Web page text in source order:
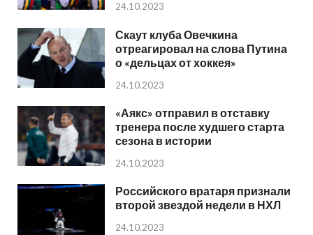
24.10.2023
Скаут клуба Овечкина
отреагировал на слова Путина
о «дельцах от хоккея»
24.10.2023
«Аякс» отправил в отставку
тренера после худшего старта
сезона в истории
24.10.2023
Российского вратаря признали
второй звездой недели в НХЛ
24.10.2023